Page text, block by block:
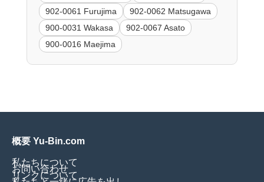
902-0061 Furujima
902-0062 Matsugawa
900-0031 Wakasa
902-0067 Asato
900-0016 Maejima
概要 Yu-Bin.com
私たちについて
お問い合わせ
リンクについて